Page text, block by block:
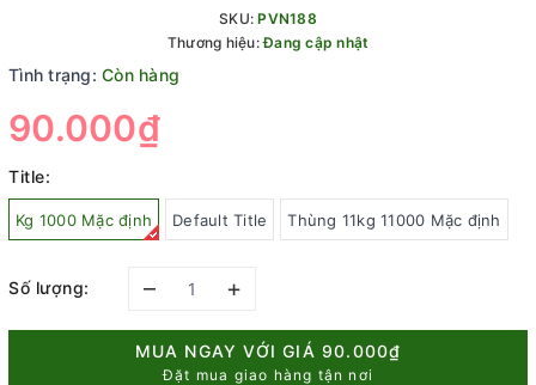
SKU:PVN188
Thương hiệu:Đang cập nhật
Tình trạng: Còn hàng
90.000₫
Title:
Kg 1000 Mặc định Default Title Thùng 11kg 11000 Mặc định
Số lượng: – +
MUA NGAY VỚI GIÁ 90.000₫
Đặt mua giao hàng tận nơi